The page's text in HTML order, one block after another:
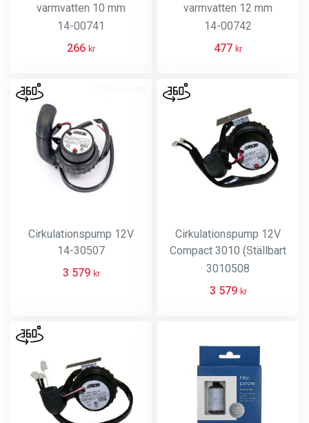
varmvatten 10 mm
automatisk
slanganslutning
14-00741
266 kr
varmvatten 12 mm
automatisk John Guest
anslutning
14-00742
477 kr
Cirkulationspump 12V
14-30507
3 579 kr
Cirkulationspump 12V
Compact 3010 (Ställbart
varv)
3010508
3 579 kr